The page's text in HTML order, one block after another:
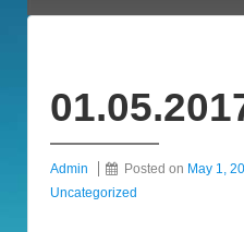
Admin Posted on May 1,
Uncategorized